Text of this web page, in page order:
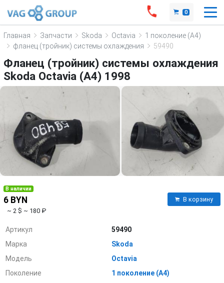
0
Главная Запчасти Skoda Octavia
1 поколение (A4)
фланец (тройник) системы охлаждения
59490
Фланец (тройник) системы охлаждения
Skoda Octavia (A4) 1998
В наличии
6 BYN
~ 2 $ ~ 180 ₽
В корзину
Артикул
59490
Марка
Skoda
Модель
Octavia
Поколение
1 поколение (A4)